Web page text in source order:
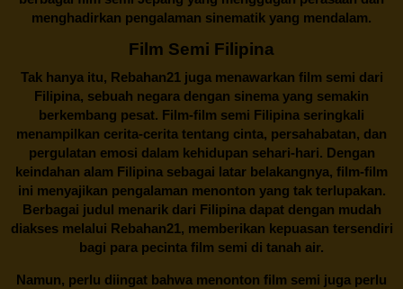
menghadirkan pengalaman sinematik yang mendalam.
Film Semi Filipina
Tak hanya itu, Rebahan21juga menawarkan film semi dari
Filipina, sebuah negara dengan sinema yang semakin
berkembang pesat. Film-film semi Filipina seringkali
menampilkan cerita-cerita tentang cinta, persahabatan, dan
pergulatan emosi dalam kehidupan sehari-hari. Dengan
keindahan alam Filipina sebagai latar belakangnya, film-film
ini menyajikan pengalaman menonton yang tak terlupakan.
Berbagai judul menarik dari Filipina dapat dengan mudah
diakses melalui Rebahan21, memberikan kepuasan tersendiri
bagi para pecinta film semi di tanah air.
Namun, perlu diingat bahwa menonton film semi juga perlu